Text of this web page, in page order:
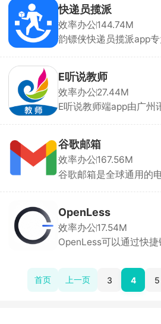
标签、日历与筛选回顾
辑器与快捷小组件，可
字，记录灵感后多端云
基础功能永久免费，适
快递员揽派
效率办公144.74M
韵镖侠快递员揽派app
的全流程工作，完美适
统，扫描面单条码快速
息、地址等关键内容，
移动工作站和效率倍增
E听说教师
效率办公27.44M
E听说教师端app由广州
能够管理创建自己的班
上布置作业.批改作业.上
操作，还会生成学生成
老师们了解学生学习情
谷歌邮箱
效率办公167.56M
谷歌邮箱是全球通用的
邮件。支持实时接收和
用户不会错过任何重要
同时管理多个Gmail账户
换应用，即可轻松查看
成，用户可以直接在
通交流、发送日历邀请
OpenLess
效率办公17.54M
OpenLess可以通过快
粘贴。手机版采用系统
计，完美适配微信、
首页 上一页 3 4 5